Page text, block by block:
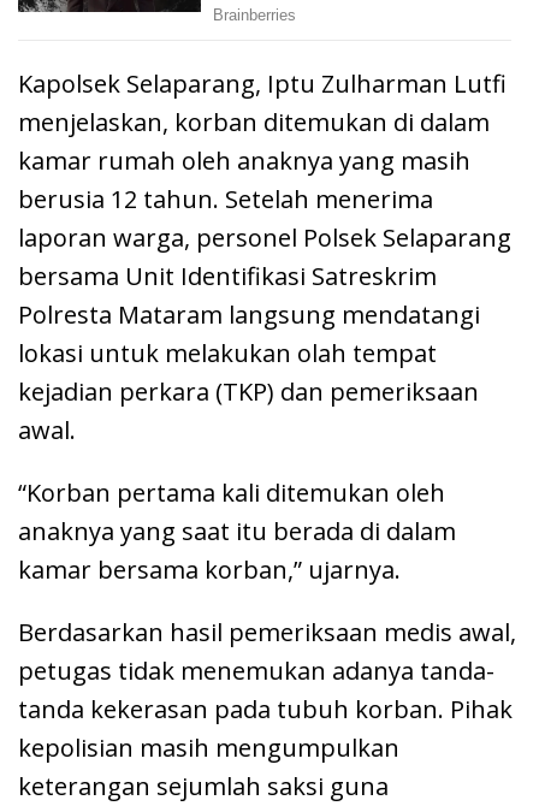
Kapolsek Selaparang, Iptu Zulharman Lutfi
menjelaskan, korban ditemukan di dalam
kamar rumah oleh anaknya yang masih
berusia 12 tahun. Setelah menerima
laporan warga, personel Polsek Selaparang
bersama Unit Identifikasi Satreskrim
Polresta Mataram langsung mendatangi
lokasi untuk melakukan olah tempat
kejadian perkara (TKP) dan pemeriksaan
awal.
“Korban pertama kali ditemukan oleh
anaknya yang saat itu berada di dalam
kamar bersama korban,” ujarnya.
Berdasarkan hasil pemeriksaan medis awal,
petugas tidak menemukan adanya tanda-
tanda kekerasan pada tubuh korban. Pihak
kepolisian masih mengumpulkan
keterangan sejumlah saksi guna